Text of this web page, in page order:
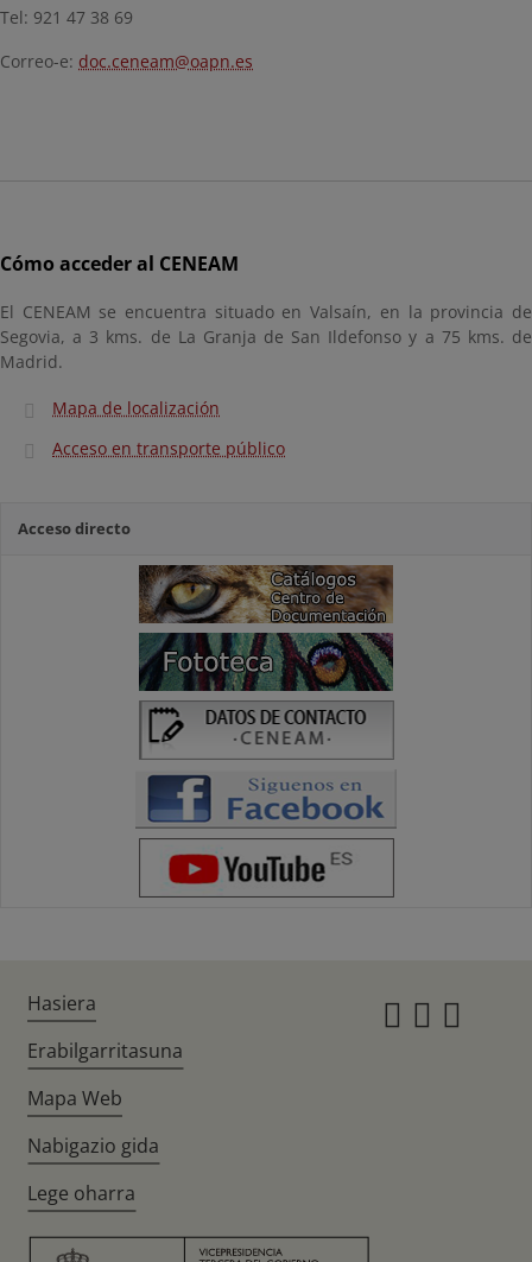
Tel: 921 47 38 69
Correo-e: doc.ceneam@oapn.es
Cómo acceder al CENEAM
El CENEAM se encuentra situado en Valsaín, en la provincia de
Segovia, a 3 kms. de La Granja de San Ildefonso y a 75 kms. de
Madrid.
Mapa de localización
Acceso en transporte público
Acceso directo
Hasiera
Erabilgarritasuna
Mapa Web
Nabigazio gida
Lege oharra